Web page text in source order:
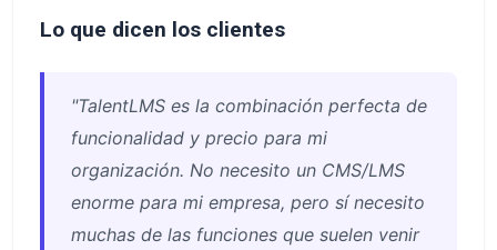
Lo que dicen los clientes
"TalentLMS es la combinación perfecta de
funcionalidad y precio para mi
organización. No necesito un CMS/LMS
enorme para mi empresa, pero sí necesito
muchas de las funciones que suelen venir